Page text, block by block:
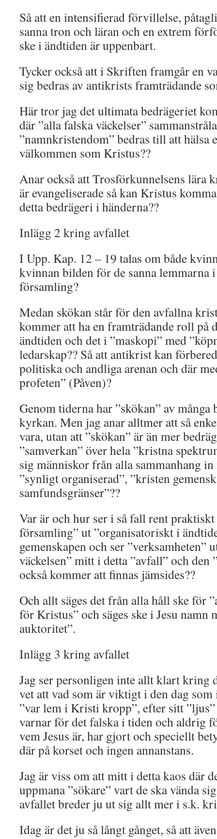
Så att en intensifierad förvillelse,
sanna tron och läran och en extrem
ske i ändtiden är uppenbart.
Tycker också att i Skriften framgår en
sig bedras av antikrists framträdande
Här tror jag det ultimata bedrägeriet
där ”alla falska väckelser”
”namnkristendom” bedras till att hälsa
välkommen som Kristus??
Anar också att Trosförkunnelsens lära
är evangeliserade så kan Kristus
detta bedrägeri i händerna??
Inlägg 2 kring avfallet
I Upp. Kap. 12 – 19 talas om både
kvinnan bilden för de sanna
församling?
Medan skökan står för den avfallna
kommer att ha en framträdande roll på
ändtiden och det i ”maskopi” med
ledarskap?? Så att antikrist kan
politiska och andliga arenan och där
profeten” (Påven)?
Genom tiderna har ”skökan” av många
kyrkan. Men jag anar alltmer att så
vara, utan att ”skökan” är än mer
”samverkan” över hela ”kristna
sig människor från alla sammanhang
”synligt organiserad”, ”kristen
samfundsgränser”??
Var är och hur ser i så fall rent praktiskt
församling” ut ”organisatoriskt i
gemenskapen och ser ”verksamheten”
väckelsen” mitt i detta ”avfall” och den
också kommer att finnas jämsides??
Och allt säges det från alla håll ske för
för Kristus” och säges ske i Jesu namn
auktoritet”.
Inlägg 3 kring avfallet
Jag ser personligen inte allt klart kring
vet att vad som är viktigt i den dag som
”var lem i Kristi kropp”, efter sitt
varnar för det falska i tiden och aldrig
vem Jesus är, har gjort och speciellt
där på korset och ingen annanstans.
Jag är viss om att mitt i detta kaos där
uppmana ”sökare” vart de ska vända
avfallet breder ju ut sig allt mer i s.k.
Idag är det ju så långt gånget, så att